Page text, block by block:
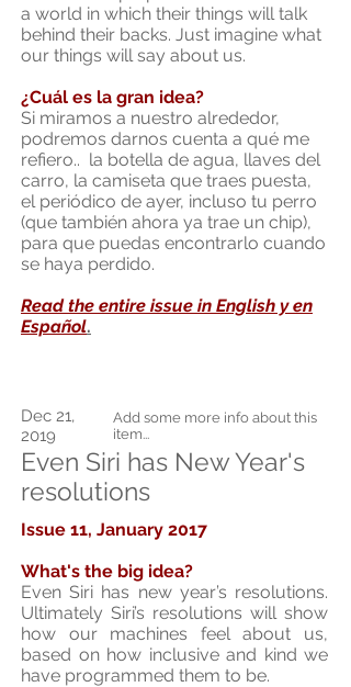
a world in which their things will talk
behind their backs. Just imagine what
our things will say about us.
¿Cuál es la gran idea?
Si miramos a nuestro alrededor,
podremos darnos cuenta a qué me
refiero.. la botella de agua, llaves del
carro, la camiseta que traes puesta,
el periódico de ayer, incluso tu perro
(que también ahora ya trae un chip),
para que puedas encontrarlo cuando
se haya perdido.
Read the entire issue in English y en
Español.
Dec 21,
2019
Add some more info about this
item...
Even Siri has New Year's
resolutions
Issue 11, January 2017
What's the big idea?
Even Siri has new year’s resolutions.
Ultimately Siri’s resolutions will show
how our machines feel about us,
based on how inclusive and kind we
have programmed them to be.